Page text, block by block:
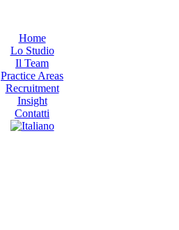
Home
Lo Studio
Il Team
Practice Areas
Recruitment
Insight
Contatti